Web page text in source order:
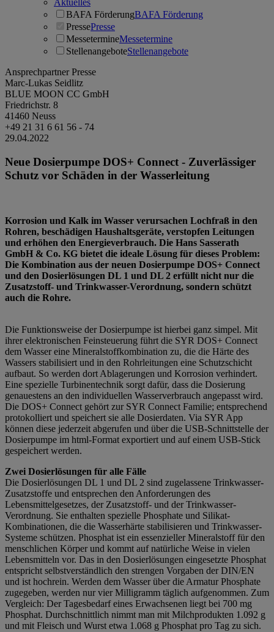
BAFA FörderungBAFA Förderung
PressePresse
MessetermineMessetermine
StellenangeboteStellenangebote
Ansprechpartner Presse
Marc-Lukas Seidlitz
BLUE MOON CC GmbH
Friedrichstr. 8
41460 Neuss
+49 21 31 6 61 56 - 74
29.04.2022
Neue Dosierpumpe DOS+ Connect - Zuverlässiger
Schutz vor Schäden in der Wasserleitung
Korrosion und Kalk im Wasser verursachen Lochfraß in den
Rohren, beschädigen Haushaltsgeräte, verstopfen Leitungen
und erhöhen den Energieverbrauch. Die Hans Sasserath
GmbH & Co. KG bietet die ideale Lösung für dieses Problem:
Die Kombination aus der neuen Dosierpumpe DOS+ Connect
und den Dosierlösungen DL 1 und DL 2 erfüllt nicht nur die
Zusatzstoff- und Trinkwasser-Verordnung, sondern schützt
auch die Rohre.
Die Funktionsweise der Dosierpumpe ist hierbei ganz simpel. Mit
ihrer elektronischen Feinsteuerung führt die SYR DOS+ Connect
dem Wasser eine Mineralstoffkombination zu, die die Härte des
Wassers stabilisiert und in den Rohrleitungen eine Schutzschicht
aufbaut. So werden dort Ablagerungen und Korrosion verhindert.
Eine spezielle Turbinentechnik sorgt dafür, dass die Dosierung
genauestens an den individuellen Wasserverbrauch angepasst wird.
Die DOS+ Connect gehört zur SYR Connect Familie; entsprechend
protokolliert und speichert sie alle Dosierdaten. Via SYR App
können diese jederzeit abgerufen und über die USB-Schnittstelle der
Dosierpumpe im html-Format exportiert und auf einem USB-Stick
gespeichert werden.
Zwei Dosierlösungen für alle Fälle
Die Dosierlösungen DL 1 und DL 2 sind zugelassene Trinkwasser-
Zusatzstoffe und entsprechen den Anforderungen des
Lebensmittelgesetzes, der Zusatzstoff- und der Trinkwasser-
Verordnung. Sie enthalten spezielle Phosphate und Silikat-
Kombinationen, die die Wasserhärte stabilisieren und Trinkwasser-
Systeme schützen. Phosphat ist ein essenzieller Mineralstoff für den
menschlichen Körper und kommt auf natürliche Weise in vielen
Lebensmitteln vor. Das in den Dosierlösungen eingesetzte Phosphat
entspricht selbstverständlich den strengen Vorgaben der DIN/EN
und ist hochrein. Werden dem Wasser über die Armatur Phosphate
zugegeben, werden nur vier Milligramm täglich aufgenommen. Zum
Vergleich: Der Tagesbedarf eines Erwachsenen liegt bei 700 mg
Phosphat. Durchschnittlich nimmt man mit Milchprodukten 1.092 g
und mit Fleisch und Wurst etwa 1.068 g Phosphat pro Tag zu sich.